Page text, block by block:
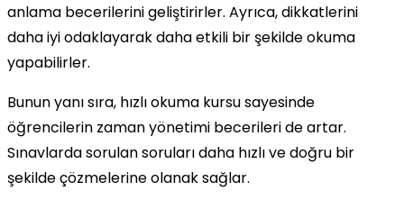
anlama becerilerini geliştirirler. Ayrıca, dikkatlerini
daha iyi odaklayarak daha etkili bir şekilde okuma
yapabilirler.
Bunun yanı sıra, hızlı okuma kursu sayesinde
öğrencilerin zaman yönetimi becerileri de artar.
Sınavlarda sorulan soruları daha hızlı ve doğru bir
şekilde çözmelerine olanak sağlar.